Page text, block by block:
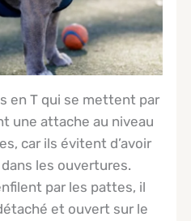
en T qui se mettent par
une attache au niveau
car ils évitent d’avoir
les ouvertures.
par les pattes, il
et ouvert sur le